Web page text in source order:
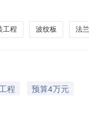
方式：张玲（0514-
工程 波纹板 法
工程
预算4万元